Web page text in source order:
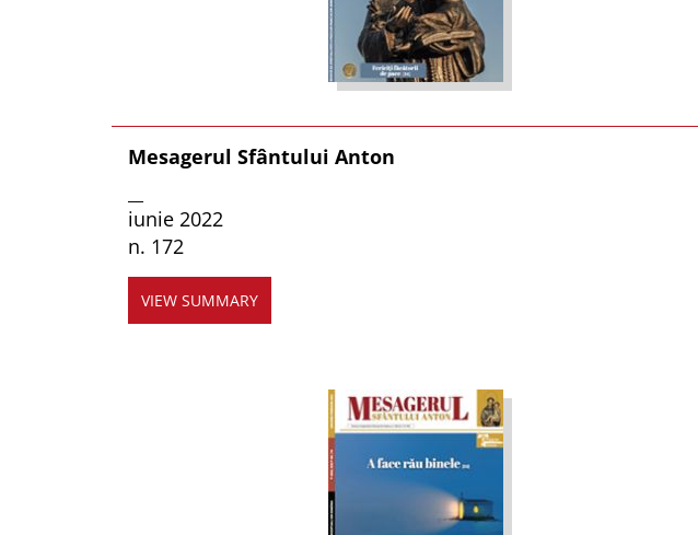
Mesagerul Sfântului Anton
iunie 2022
n. 172
VIEW SUMMARY